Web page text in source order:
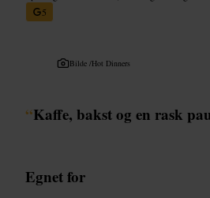
5
Bilde /Hot Dinners
“Kaffe, bakst og en rask
Egnet for